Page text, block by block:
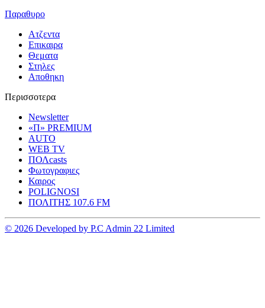
Παραθυρο
Ατζεντα
Επικαιρα
Θεματα
Στηλες
Αποθηκη
Περισσοτερα
Newsletter
«Π» PREMIUM
AUTO
WEB TV
ΠΟΛcasts
Φωτογραφιες
Καιρος
POLIGNOSI
ΠΟΛΙΤΗΣ 107.6 FM
© 2026 Developed by P.C Admin 22 Limited